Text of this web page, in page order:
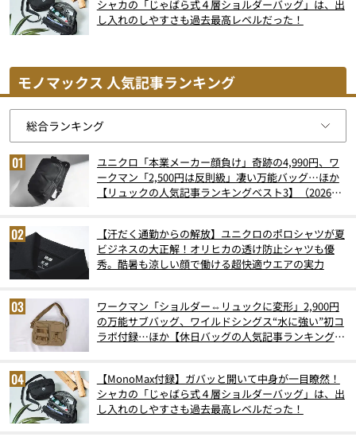
シャカの「じゃばら式４層ショルダーバッグ」は、出
し入れのしやすさも過去最高レベルだった！
モノマックス 人気記事ランキング
ユニクロ「本業メーカー顔負け」奇跡の4,990円、ワ
ークマン「2,500円は反則級」凄い万能バッグ…ほか
【リュックの人気記事ランキングベスト3】（2026年
【汗だく通勤からの解放】ユニクロのポロシャツが夏
ビジネスの大正解！オリヒカの透け防止シャツも優
秀。酷暑も涼しい顔で働ける超快適ウエアの実力
ワークマン「ショルダー⇔リュックに変形」2,900円
の万能サブバッグ、ワイルドシングス“水に強い”初コ
ラボ付録…ほか【休日バッグの人気記事ランキングベ
【MonoMax付録】ガバッと開いて中身が一目瞭然！
シャカの「じゃばら式４層ショルダーバッグ」は、出
し入れのしやすさも過去最高レベルだった！